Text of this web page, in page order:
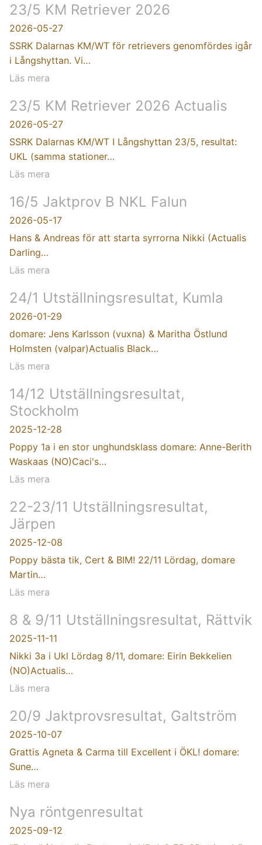
23/5 KM Retriever 2026
2026-05-27
SSRK Dalarnas KM/WT för retrievers genomfördes igår
i Långshyttan. Vi…
Läs mera
23/5 KM Retriever 2026 Actualis
2026-05-27
SSRK Dalarnas KM/WT I Långshyttan 23/5, resultat:
UKL (samma stationer…
Läs mera
16/5 Jaktprov B NKL Falun
2026-05-17
Hans & Andreas för att starta syrrorna Nikki (Actualis
Darling…
Läs mera
24/1 Utställningsresultat, Kumla
2026-01-29
domare: Jens Karlsson (vuxna) & Maritha Östlund
Holmsten (valpar)Actualis Black…
Läs mera
14/12 Utställningsresultat,
Stockholm
2025-12-28
Poppy 1a i en stor unghundsklass domare: Anne-Berith
Waskaas (NO)Caci's…
Läs mera
22-23/11 Utställningsresultat,
Järpen
2025-12-08
Poppy bästa tik, Cert & BIM! 22/11 Lördag, domare
Martin…
Läs mera
8 & 9/11 Utställningsresultat, Rättvik
2025-11-11
Nikki 3a i Ukl Lördag 8/11, domare: Eirin Bekkelien
(NO)Actualis…
Läs mera
20/9 Jaktprovsresultat, Galtström
2025-10-07
Grattis Agneta & Carma till Excellent i ÖKL! domare:
Sune…
Läs mera
Nya röntgenresultat
2025-09-12